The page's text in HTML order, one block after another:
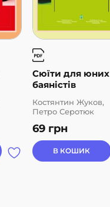
Сюїти для юних
баяністів
69 грн
Костянтин Жуков,
Петро Серотюк
В КОШИК